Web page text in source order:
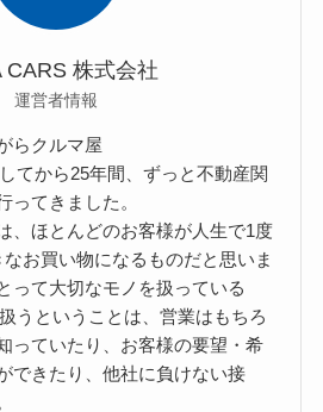
CARS 株式会社
運営者情報
らクルマ屋
てから25年間、ずっと不動産関
ってきました。
、ほとんどのお客様が人生で1度
お買い物になるものだと思いま
って大切なモノを扱っている
うということは、営業はもちろ
っていたり、お客様の要望・希
できたり、他社に負けない接